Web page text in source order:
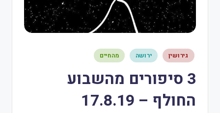
גירושין ירושה מהחיים
3 סיפורים מהשבוע
החולף – 17.8.19